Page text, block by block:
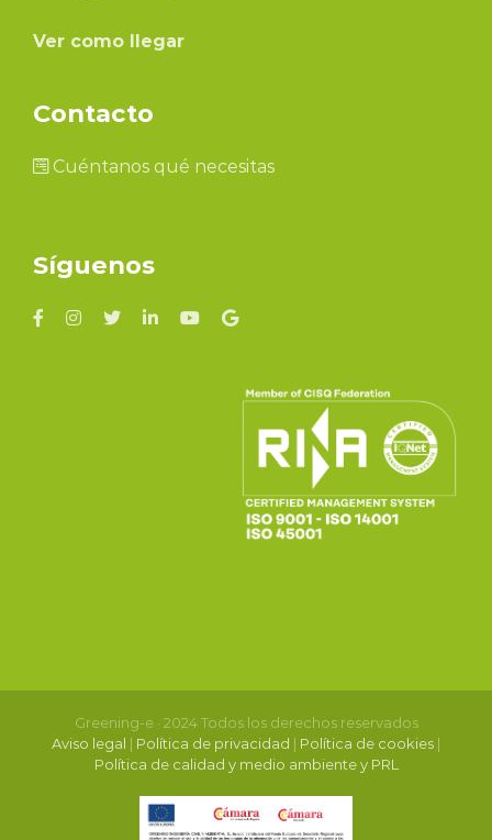
Ver como llegar
Contacto
Cuéntanos qué necesitas
Síguenos
Greening-e · 2024 Todos los derechos reservados
Aviso legal | Política de privacidad | Política de cookies |
Política de calidad y medio ambiente y PRL